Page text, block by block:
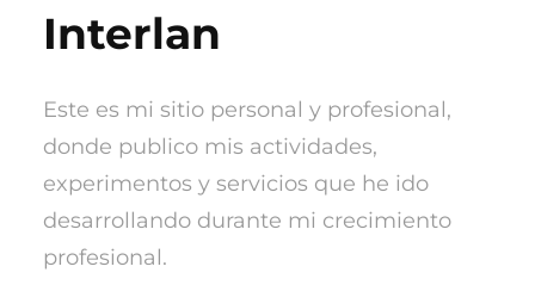
Interlan
Este es mi sitio personal y profesional,
donde publico mis actividades,
experimentos y servicios que he ido
desarrollando durante mi crecimiento
profesional.